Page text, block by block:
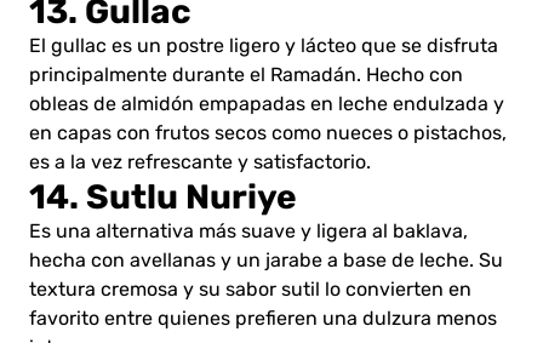
13. Gullac
El gullac es un postre ligero y lácteo que se disfruta
principalmente durante el Ramadán. Hecho con
obleas de almidón empapadas en leche endulzada y
en capas con frutos secos como nueces o pistachos,
es a la vez refrescante y satisfactorio.
14. Sutlu Nuriye
Es una alternativa más suave y ligera al baklava,
hecha con avellanas y un jarabe a base de leche. Su
textura cremosa y su sabor sutil lo convierten en
favorito entre quienes prefieren una dulzura menos